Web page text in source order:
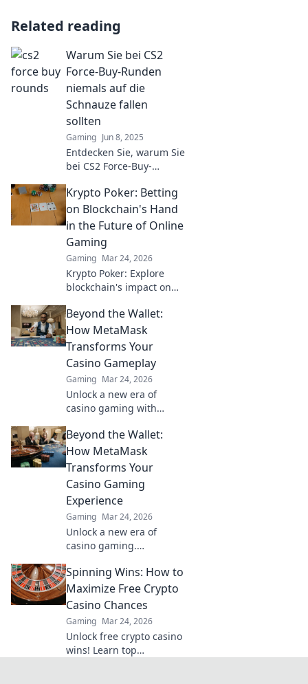
Related reading
Warum Sie bei CS2
Force-Buy-Runden
niemals auf die
Schnauze fallen
sollten
Gaming Jun 8, 2025
Entdecken Sie, warum Sie
bei CS2 Force-Buy-
sollten, um nie auf die
Schnauze zu fallen! Tipps
für Sie!
Krypto Poker: Betting
on Blockchain's Hand
in the Future of Online
Gaming
Gaming Mar 24, 2026
Krypto Poker: Explore
blockchain's impact on
Discover secure,
transparent, and
innovative poker. Bet on
the revolution!
Beyond the Wallet:
How MetaMask
Transforms Your
Casino Gameplay
Gaming Mar 24, 2026
Unlock a new era of
casino gaming with
seamless, secure crypto
transactions and
enhanced gameplay.
Beyond the Wallet:
How MetaMask
Transforms Your
Casino Gaming
Experience
Gaming Mar 24, 2026
Unlock a new era of
casino gaming.
experience with secure,
seamless Web3
transactions. Play smart,
play beyond.
Spinning Wins: How to
Maximize Free Crypto
Casino Chances
Gaming Mar 24, 2026
Unlock free crypto casino
wins! Learn top